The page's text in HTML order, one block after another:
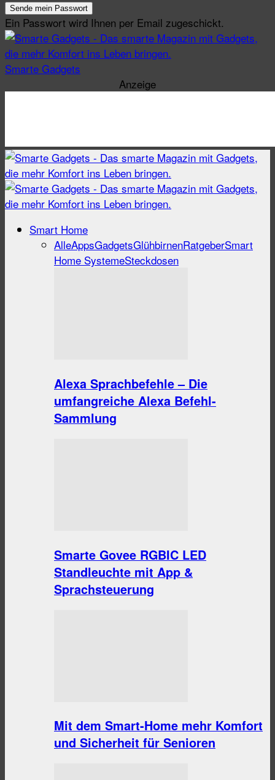
Ein Passwort wird Ihnen per Email zugeschickt.
Smarte Gadgets
Anzeige
Smart Home
AlleAppsGadgetsGlühbirnenRatgeberSmart
Home SystemeSteckdosen
Alexa Sprachbefehle – Die
umfangreiche Alexa Befehl-
Sammlung
Smarte Govee RGBIC LED
Standleuchte mit App &
Sprachsteuerung
Mit dem Smart-Home mehr Komfort
und Sicherheit für Senioren